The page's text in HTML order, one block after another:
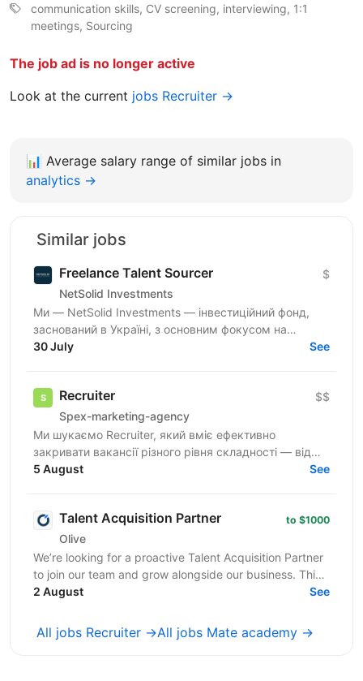
communication skills, CV screening, interviewing, 1:1
meetings, Sourcing
The job ad is no longer active
Look at the current jobs Recruiter →
📊 Average salary range of similar jobs in
analytics →
Similar jobs
Freelance Talent Sourcer
NetSolid Investments
$
Ми — NetSolid Investments — інвестиційний фонд,
заснований в Україні, з основним фокусом на
SMART-інвестиції. Наша екосистема — це простір,
30 July See
Recruiter
Spex-marketing-agency
$$
Ми шукаємо Recruiter, який вміє ефективно
закривати вакансії різного рівня складності — від
лінійних позицій до нетипових ролей, включаючи
5 August See
Talent Acquisition Partner
Olive
to $1000
We’re looking for a proactive Talent Acquisition Partner
to join our team and grow alongside our business. This
is not a traditional recruiter role. ...
2 August See
All jobs Recruiter →All jobs Mate academy →